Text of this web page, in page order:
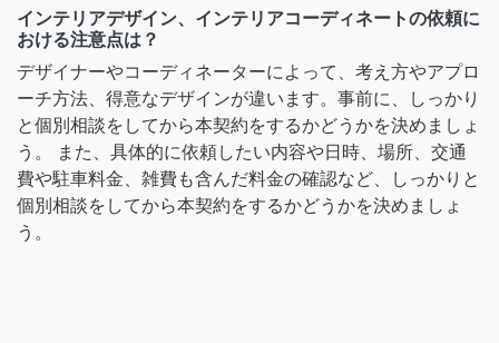
インテリアデザイン、インテリアコーディネートの依頼に
おける注意点は？
デザイナーやコーディネーターによって、考え方やアプロ
ーチ方法、得意なデザインが違います。事前に、しっかり
と個別相談をしてから本契約をするかどうかを決めましょ
う。 また、具体的に依頼したい内容や日時、場所、交通
費や駐車料金、雑費も含んだ料金の確認など、しっかりと
個別相談をしてから本契約をするかどうかを決めましょ
う。